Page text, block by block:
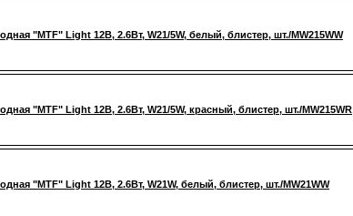
"MTF" Light 12В, 2.6Вт, W21/5W, белый, блистер, шт./MW215WW
"MTF" Light 12В, 2.6Вт, W21/5W, красный, блистер, шт./MW215WR
"MTF" Light 12В, 2.6Вт, W21W, белый, блистер, шт./MW21WW